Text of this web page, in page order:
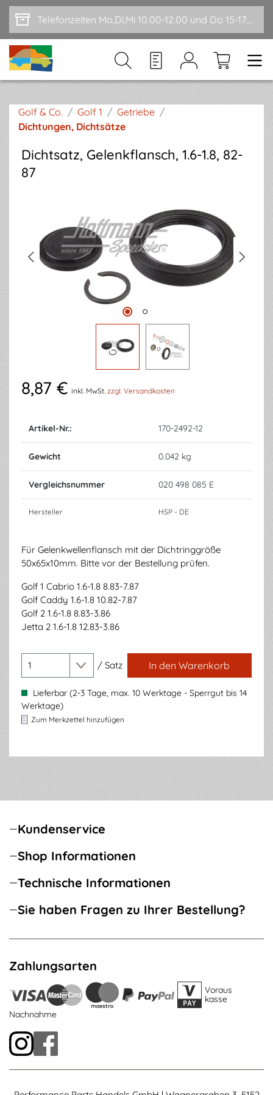
Zum Hauptinhalt springen Telefonzeiten Mo,Di,Mi 10.00-12.00 und Do 15-17.00
Golf & Co. / Golf 1 / Getriebe /
Dichtungen, Dichtsätze
Dichtsatz, Gelenkflansch, 1.6-1.8, 82-
87
8,87 € inkl. MwSt. zzgl. Versandkosten
Artikel-Nr.: 170-2492-12
Gewicht 0.042 kg
Vergleichsnummer 020 498 085 E
Hersteller HSP - DE
Für Gelenkwellenflansch mit der Dichtringgröße
50x65x10mm. Bitte vor der Bestellung prüfen.
Golf 1 Cabrio 1.6-1.8 8.83-7.87
Golf Caddy 1.6-1.8 10.82-7.87
Golf 2 1.6-1.8 8.83-3.86
Jetta 2 1.6-1.8 12.83-3.86
/ Satz In den Warenkorb
Lieferbar (2-3 Tage, max. 10 Werktage - Sperrgut bis 14
Werktage)
Zum Merkzettel hinzufügen
Kundenservice
Shop Informationen
Technische Informationen
Sie haben Fragen zu Ihrer Bestellung?
Zahlungsarten
Voraus
kasse
Nachnahme